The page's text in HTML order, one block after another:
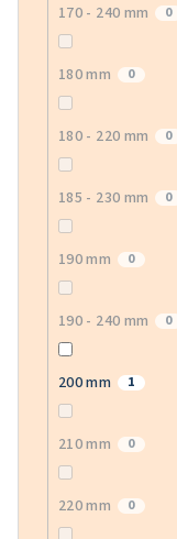
170 - 240 mm 0
180 mm 0
180 - 220 mm 0
185 - 230 mm 0
190 mm 0
190 - 240 mm 0
200 mm 1
210 mm 0
220 mm 0